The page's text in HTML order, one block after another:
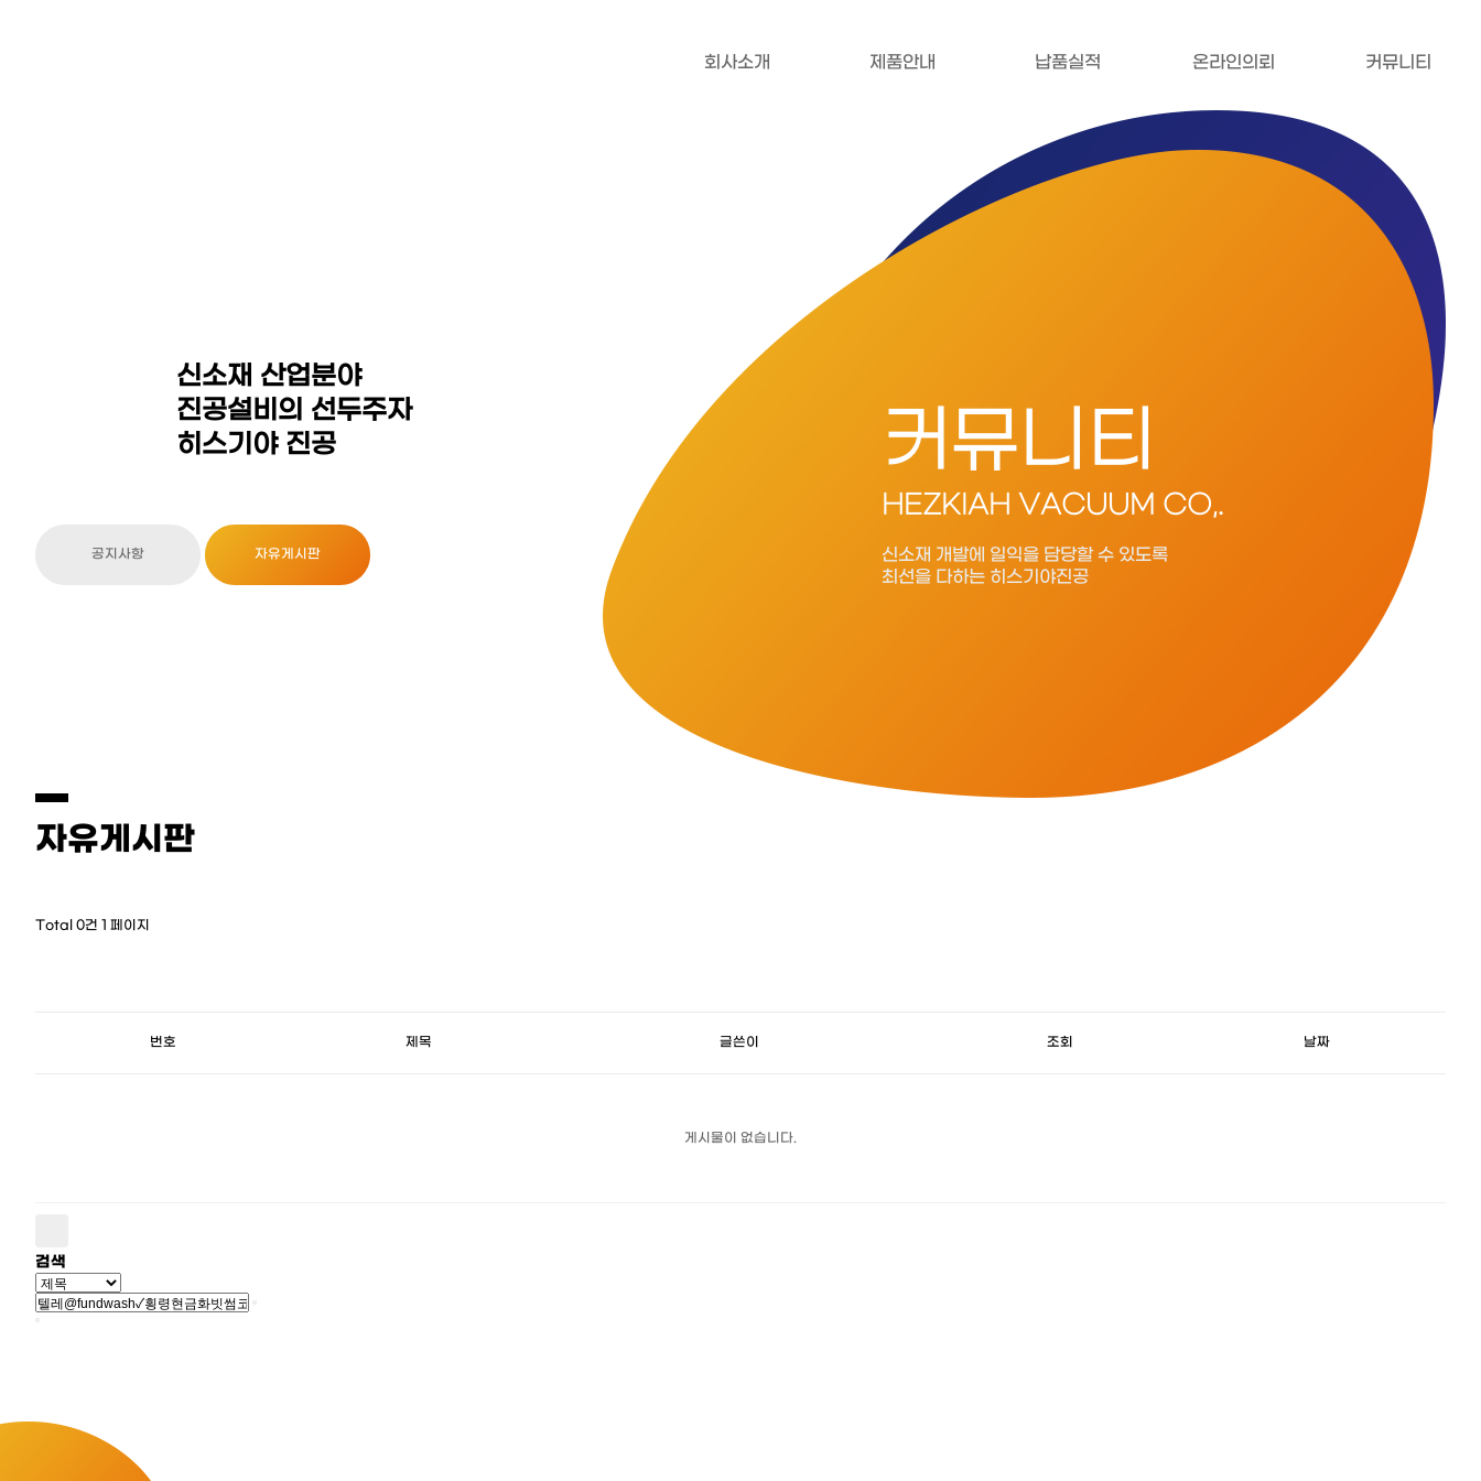
회사소개 제품안내 납품실적 온라인의뢰 커뮤니티
신소재 산업분야
진공설비의 선두주자
히스기야 진공
커뮤니티
HEZKIAH VACUUM CO,.
신소재 개발에 일익을 담당할 수 있도록
최선을 다하는 히스기야진공
공지사항 자유게시판
자유게시판
Total 0건 1 페이지
번호 제목 글쓴이 조회 날짜
게시물이 없습니다.
검색